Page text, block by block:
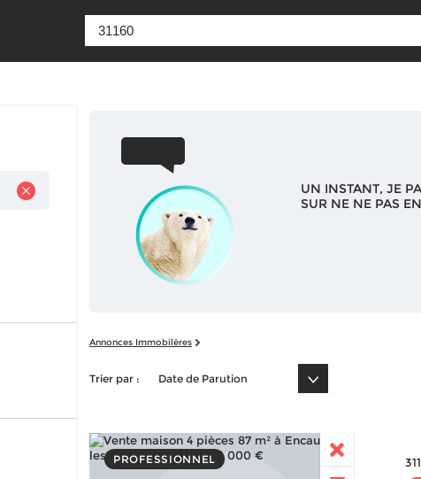
UN INSTANT, JE
SUR NE NE PAS
Annonces Immobilères
Trier par : Date de Parution
PROFESSIONNEL